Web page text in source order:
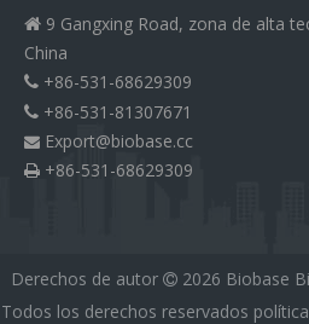
 9 Gangxing Road, zona de alta
China
 +86-531-68629309
 +86-531-81307671
 Export@biobase.cc
 +86-531-68629309
Derechos de autor  2026 Biobase
Todos los derechos reservados